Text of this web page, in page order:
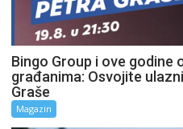
Bingo Group i ove godine
građanima: Osvojite
Graše
Magazin